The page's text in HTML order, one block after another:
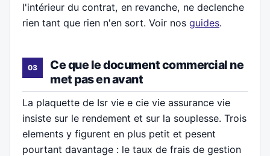
l'intérieur du contrat, en revanche, ne declenche
rien tant que rien n'en sort. Voir nos guides.
Ce que le document commercial ne
met pas en avant
La plaquette de Isr vie e cie vie assurance vie
insiste sur le rendement et sur la souplesse. Trois
elements y figurent en plus petit et pesent
pourtant davantage : le taux de frais de gestion